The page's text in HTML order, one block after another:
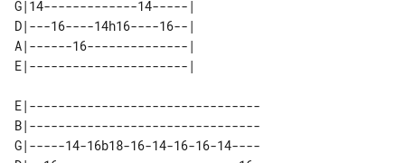
G|14-------------14-----|
D|---16----14h16----16--|
A|------16--------------|
E|--------------------------------
B|--------------------------------
G|-----14-16b18-16-14-16-16-14----